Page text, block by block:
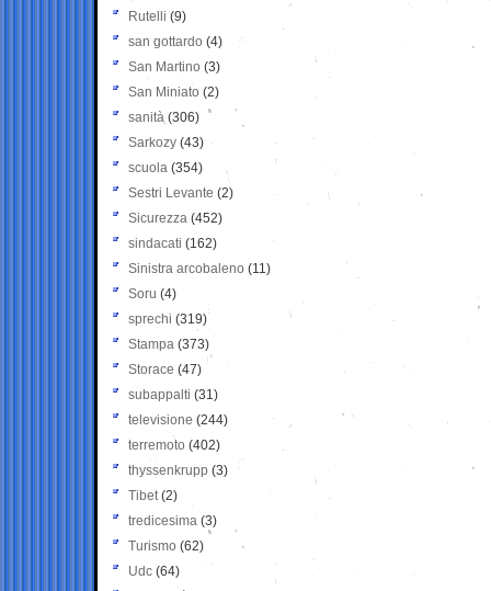
Rutelli (9)
san gottardo (4)
San Martino (3)
San Miniato (2)
sanità (306)
Sarkozy (43)
scuola (354)
Sestri Levante (2)
Sicurezza (452)
sindacati (162)
Sinistra arcobaleno (11)
Soru (4)
sprechi (319)
Stampa (373)
Storace (47)
subappalti (31)
televisione(244)
terremoto (402)
thyssenkrupp (3)
Tibet(2)
tredicesima (3)
Turismo (62)
Udc (64)